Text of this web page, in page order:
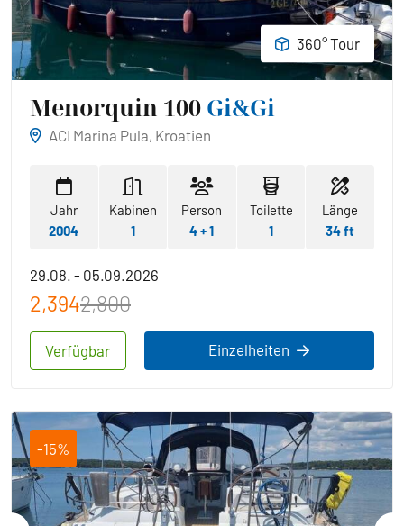
Menorquin 100 Gi&Gi
ACI Marina Pula, Kroatien
Jahr
2004
Kabinen
1
Person
4 + 1
Toilette
1
Länge
34 ft
360° Tour
Verfügbar
29.08. - 05.09.2026
2,3942,800
Einzelheiten
-15%